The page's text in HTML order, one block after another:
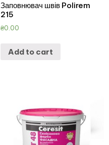
Заповнювач швів Polirem
215
₴0.00
Add to cart